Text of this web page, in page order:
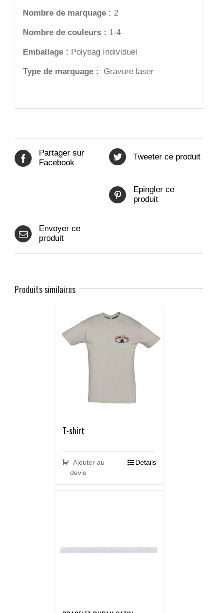
Nombre de marquage : 2
Nombre de couleurs : 1-4
Emballage : Polybag Individuel
Type de marquage : Gravure laser
Partager sur
Facebook
Tweeter ce produit
Epingler ce
produit
Envoyer ce
produit
Produits similaires
T-shirt
Ajouter au
devis
Details